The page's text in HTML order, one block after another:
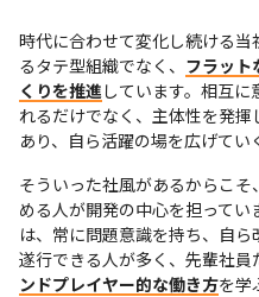
時代に合わせて変化し続ける当
るタテ型組織でなく、 フラット
くりを推進 しています。相互
れるだけでなく、主体性を発
あり、自ら活躍の場を広げてい
そういった社風があるからこ
める人が開発の中心を担って
は、常に問題意識を持ち、自
遂行できる人が多く、先輩社員
ンドプレイヤー的な働き方を学